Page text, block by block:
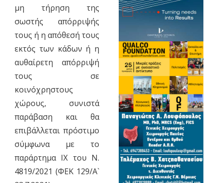
μη τήρηση της
σωστής απόρριψής
τους ή η απόθεσή τους
εκτός των κάδων ή η
αυθαίρετη απόρριψή
τους σε
κοινόχρηστους
χώρους, συνιστά
παράβαση και θα
επιβάλλεται πρόστιμο
σύμφωνα με το
παράρτημα ΙΧ του Ν.
4819/2021 (ΦΕΚ 129/Α`